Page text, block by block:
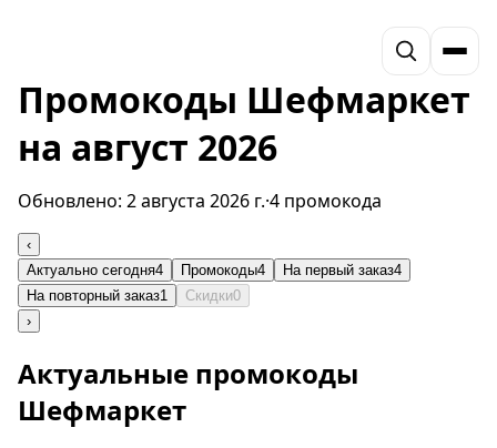
Промокоды Шефмаркет
на август 2026
Обновлено: 2 августа 2026 г.·4 промокода
‹
Актуально сегодня4 Промокоды4 На первый заказ4
На повторный заказ1 Скидки0
›
Актуальные промокоды
Шефмаркет